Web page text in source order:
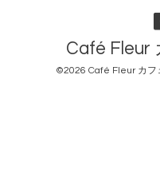
Café Fleur
©2026 Café Fleur カフ